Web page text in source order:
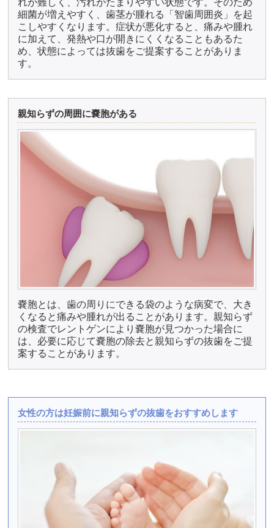
れが難しく、汚れがたまりやすい状態です。そのため
細菌が増えやすく、歯茎が腫れる「智歯周囲炎」を起
こしやすくなります。症状が悪化すると、痛みや腫れ
に加えて、発熱や口が開きにくくなることもあるた
め、状態によっては抜歯をご提案することがありま
す。
親知らずの周囲に嚢胞がある
嚢胞とは、歯の周りにできる袋のような病変で、大き
くなると痛みや腫れが出ることがあります。親知らず
の検査でレントゲンにより嚢胞が見つかった場合に
は、必要に応じて嚢胞の除去と親知らずの抜歯をご提
案することがあります。
女性の方は妊娠前に親知らずの抜歯をおすすめします